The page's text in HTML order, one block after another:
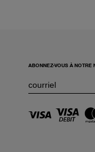
ABONNEZ-VOUS À NOTRE